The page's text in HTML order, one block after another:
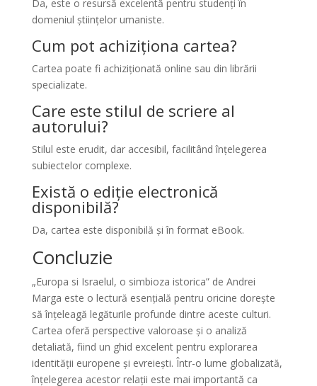
Da, este o resursă excelentă pentru studenți în
domeniul științelor umaniste.
Cum pot achiziționa cartea?
Cartea poate fi achiziționată online sau din librării
specializate.
Care este stilul de scriere al
autorului?
Stilul este erudit, dar accesibil, facilitând înțelegerea
subiectelor complexe.
Există o ediție electronică
disponibilă?
Da, cartea este disponibilă și în format eBook.
Concluzie
„Europa si Israelul, o simbioza istorica” de Andrei
Marga este o lectură esențială pentru oricine dorește
să înțeleagă legăturile profunde dintre aceste culturi.
Cartea oferă perspective valoroase și o analiză
detaliată, fiind un ghid excelent pentru explorarea
identității europene și evreiești. Într-o lume globalizată,
înțelegerea acestor relații este mai importantă ca